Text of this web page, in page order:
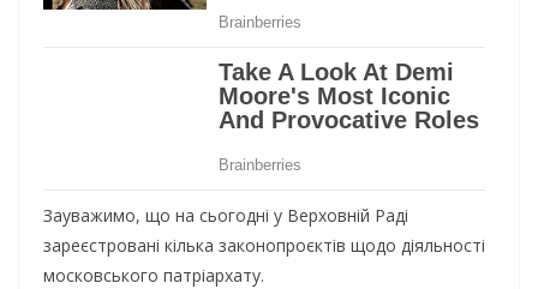
Зауважимо, що на сьогодні у Верховній Раді
зареєстровані кілька законопроєктів щодо діяльності
московського патріархату.